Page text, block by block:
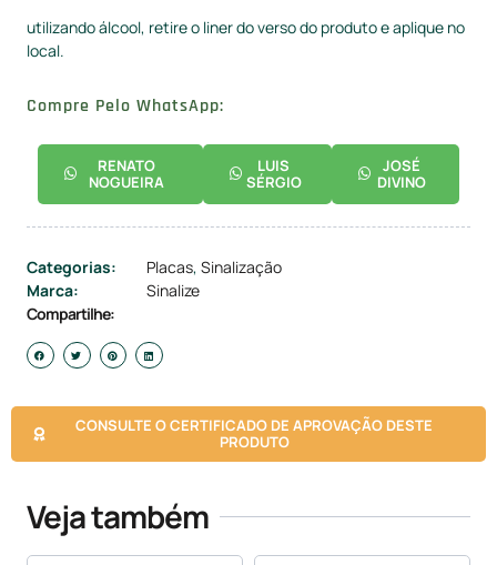
utilizando álcool, retire o liner do verso do produto e aplique no
local.
Compre Pelo WhatsApp:
RENATO
NOGUEIRA
LUIS
SÉRGIO
JOSÉ
DIVINO
Categorias: Placas, Sinalização
Marca:
Sinalize
Compartilhe:
CONSULTE O CERTIFICADO DE APROVAÇÃO DESTE
PRODUTO
Veja também